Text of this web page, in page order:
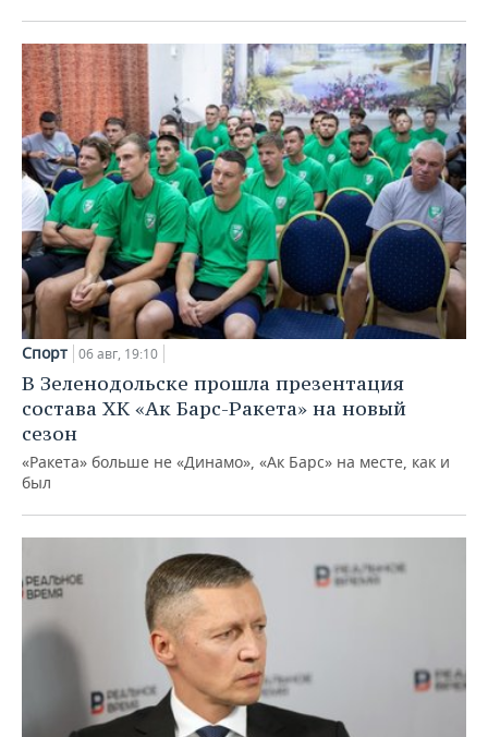
Спорт 06 авг, 19:10
В Зеленодольске прошла презентация
состава ХК «Ак Барс-Ракета» на новый
сезон
«Ракета» больше не «Динамо», «Ак Барс» на месте, как и
был